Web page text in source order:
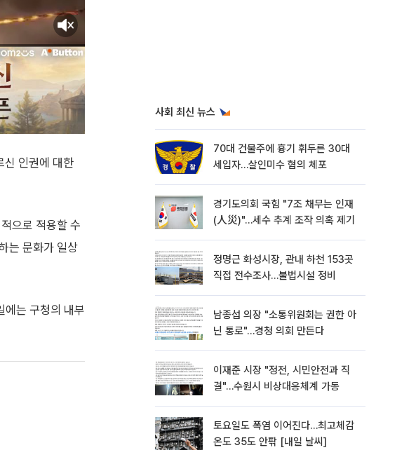
신 인권에 대한
으로 적용할 수
는 문화가 일상
에는 구청의 내부
사회 최신 뉴스
70대 건물주에 흉기 휘두른 30대
세입자…살인미수 혐의 체포
경기도의회 국힘 "7조 채무는 인재
(人災)"…세수 추계 조작 의혹 제기
정명근 화성시장, 관내 하천 153곳
직접 전수조사…불법시설 정비
남종섭 의장 "소통위원회는 권한 아
닌 통로"…경청 의회 만든다
이재준 시장 "정전, 시민안전과 직
결"…수원시 비상대응체계 가동
토요일도 폭염 이어진다…최고체감
온도 35도 안팎 [내일 날씨]